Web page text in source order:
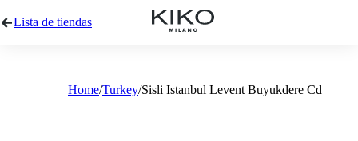
Lista de tiendas
Home Turkey Sisli Istanbul Levent Buyukdere Cd